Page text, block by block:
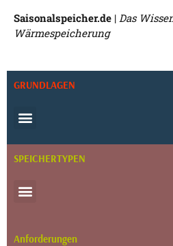
Saisonalspeicher.de | Das
Wärmespeicherung
GRUNDLAGEN
SPEICHERTYPEN
Anforderungen